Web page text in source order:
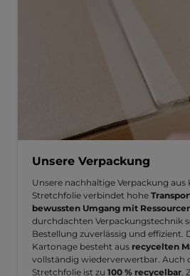
Unsere Verpackung
Unsere nachhaltige Verpackung aus
Stretchfolie verbindet hohe
bewussten Umgang mit
durchdachten Verpackungstechnik
Bestellung zuverlässig und effizient.
Kartonage besteht aus recycelten
vollständig wiederverwertbar. Auch
Stretchfolie ist zu 100 % recycelbar.